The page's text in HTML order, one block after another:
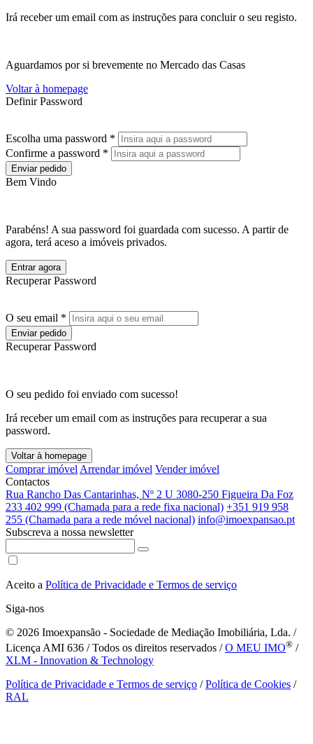
Irá receber um email com as instruções para concluir o seu registo.
Aguardamos por si brevemente no Mercado das Casas
Voltar à homepage
Definir Password
Escolha uma password *
Confirme a password *
Enviar pedido
Bem Vindo
Parabéns! A sua password foi guardada com sucesso. A partir de
agora, terá aceso a imóveis privados.
Entrar agora
Recuperar Password
O seu email *
Enviar pedido
Recuperar Password
O seu pedido foi enviado com sucesso!
Irá receber um email com as instruções para recuperar a sua
password.
Voltar à homepage
Comprar imóvel Arrendar imóvel Vender imóvel
Contactos
Rua Rancho Das Cantarinhas, Nº 2 U 3080-250 Figueira Da Foz
233 402 999 (Chamada para a rede fixa nacional) +351 919 958
255 (Chamada para a rede móvel nacional) info@imoexpansao.pt
Subscreva a nossa newsletter
Aceito a Política de Privacidade e Termos de serviço
Siga-nos
© 2026 Imoexpansão - Sociedade de Mediação Imobiliária, Lda. /
Licença AMI 636 / Todos os direitos reservados /O MEU IMO® /
XLM - Innovation & Technology
Política de Privacidade e Termos de serviço /Política de Cookies /
RAL